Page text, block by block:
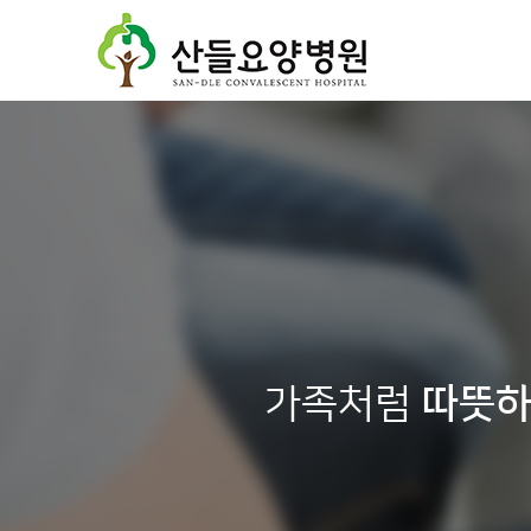
가족처럼 따뜻